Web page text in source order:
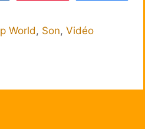
World, Son,Vidéo